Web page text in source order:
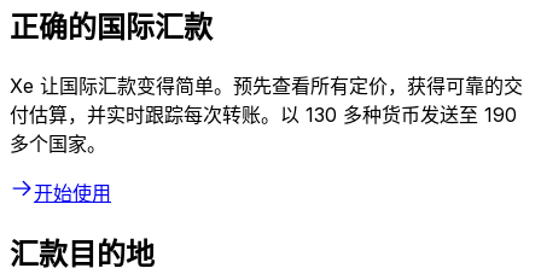
正确的国际汇款
Xe 让国际汇款变得简单。预先查看所有定价，获得可靠的交
付估算，并实时跟踪每次转账。以 130 多种货币发送至 190
多个国家。
开始使用
汇款目的地